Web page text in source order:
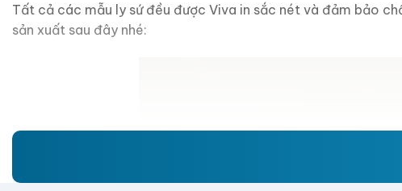
Tất cả các mẫu ly sứ đều được Viva in sắc nét và đảm bảo
sản xuất sau đây nhé: